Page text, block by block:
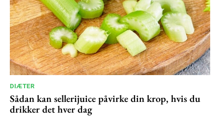
DIÆTER
Sådan kan sellerijuice påvirke din krop, hvis du
drikker det hver dag